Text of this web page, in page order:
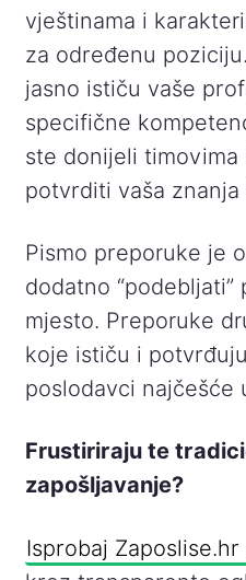
vještinama i
za određenu
jasno ističu vaše
specifične
ste donijeli
potvrditi vaša
Pismo preporuke je
dodatno “podebljati”
mjesto. Preporuke
koje ističu i
poslodavci najčešće
Frustiriraju te
zapošljavanje?
Isprobaj